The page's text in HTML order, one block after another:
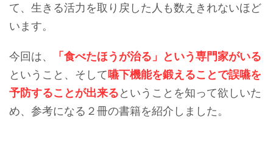
て、生きる活力を取り戻した人も数えきれないほど
います。
今回は、
「食べたほうが治る」という専門家がいる
ということ、そして嚥下機能を鍛えることで誤嚥を
予防することが出来るということを知って欲しいた
め、参考になる２冊の書籍を紹介しました。